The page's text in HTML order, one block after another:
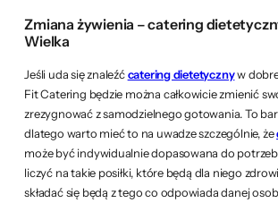
Zmiana żywienia – catering
Wielka
Jeśli uda się znaleźćcatering dietetycznyw
Fit Catering będzie można całkowicie zmienić
zrezygnować z samodzielnego gotowania. To
dlatego warto mieć to na uwadze szczególnie, że
może być indywidualnie dopasowana do
liczyć na takie posiłki, które będą dla niego
składać się będą z tego co odpowiada danej